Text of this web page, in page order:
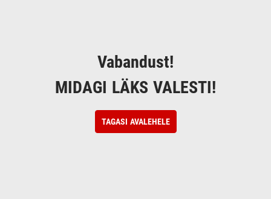
Vabandust!
MIDAGI LÄKS VALESTI!
TAGASI AVALEHELE